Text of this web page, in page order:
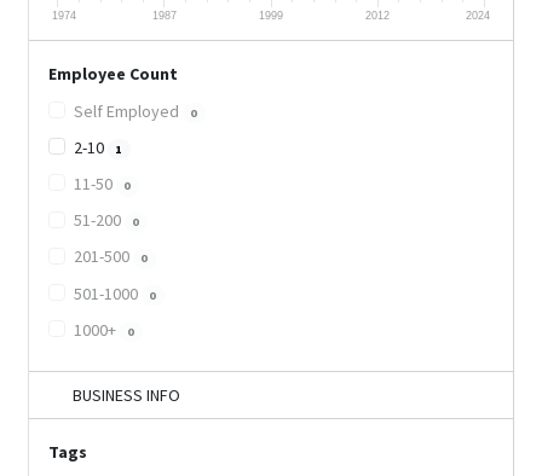
1974 1987 1999 2012 2024
Employee Count
Self Employed
0
2-10 1
11-50 0
51-200 0
201-500 0
501-1000 0
1000+ 0
BUSINESS INFO
Tags